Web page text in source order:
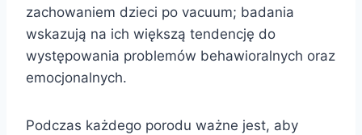
zachowaniem dzieci po vacuum; badania
wskazują na ich większą tendencję do
występowania problemów behawioralnych oraz
emocjonalnych.
Podczas każdego porodu ważne jest, aby